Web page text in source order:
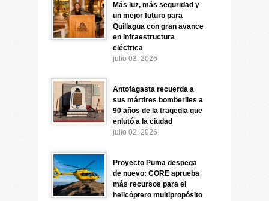
Más luz, más seguridad y
un mejor futuro para
Quillagua con gran avance
en infraestructura
eléctrica
julio 03, 2026
Antofagasta recuerda a
sus mártires bomberiles a
90 años de la tragedia que
enlutó a la ciudad
julio 02, 2026
Proyecto Puma despega
de nuevo: CORE aprueba
más recursos para el
helicóptero multipropósito